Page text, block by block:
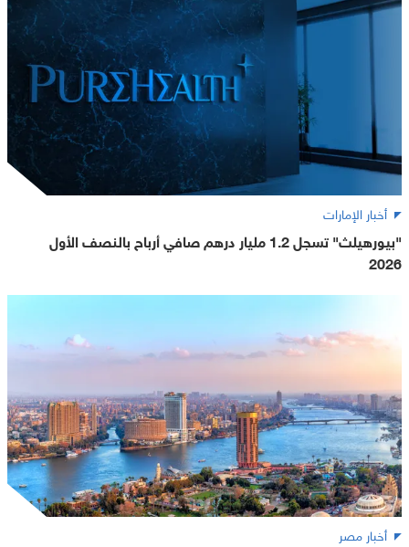
أخبار الإمارات
"بيورهيلث" تسجل 1.2 مليار درهم صافي أرباح بالنصف الأول
2026
أخبار مصر